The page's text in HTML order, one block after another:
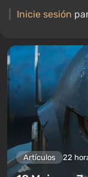
Inicie sesión
Artículos 22